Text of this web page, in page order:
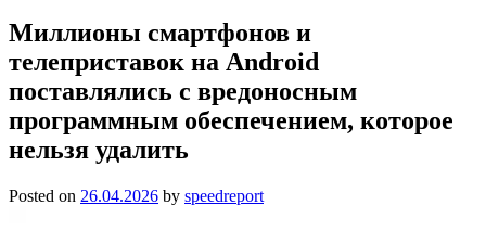
Миллионы смартфонов и
телеприставок на Android
поставлялись с вредоносным
программным обеспечением, которое
нельзя удалить
Posted on 26.04.2026 by speedreport